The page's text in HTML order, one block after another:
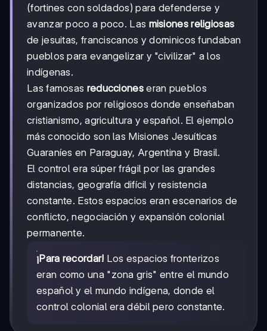
(fortines con soldados) para defenderse y
avanzar poco a poco. Las misiones religiosas
de jesuitas, franciscanos y dominicos fundaban
pueblos para evangelizar y "civilizar" a los
indígenas.
Las famosas reduccioneseran pueblos
organizados por religiosos donde enseñaban
cristianismo, agricultura y español. El ejemplo
más conocido son las Misiones Jesuíticas
Guaraníes en Paraguay, Argentina y Brasil.
El control era súper frágil por las grandes
distancias, geografía difícil y resistencia
constante. Estos espacios eran escenarios de
conflicto, negociación y expansión colonial
permanente.
¡Para recordar! Los espacios fronterizos
eran como una "zona gris" entre el mundo
español y el mundo indígena, donde el
control colonial era débil pero constante.